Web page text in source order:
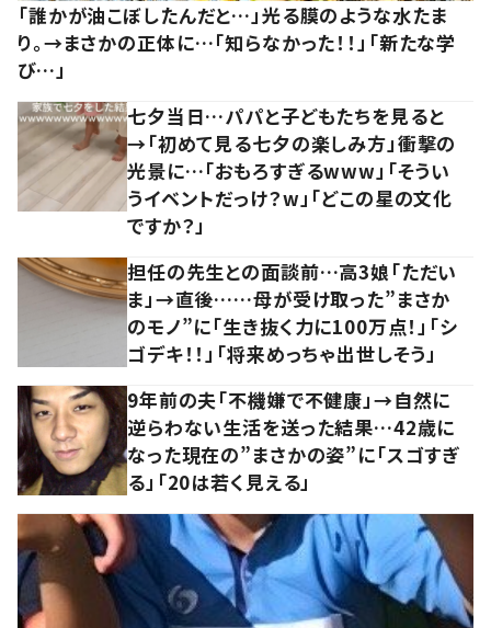
「誰かが油こぼしたんだと…」光る膜のような水たま
り。→まさかの正体に…「知らなかった！！」「新たな学
び…」
七夕当日…パパと子どもたちを見ると
→「初めて見る七夕の楽しみ方」衝撃の
光景に…「おもろすぎるwww」「そうい
うイベントだっけ？w」「どこの星の文化
ですか？」
担任の先生との面談前…高3娘「ただい
ま」→直後……母が受け取った”まさか
のモノ”に「生き抜く力に100万点！」「シ
ゴデキ！！」「将来めっちゃ出世しそう」
9年前の夫「不機嫌で不健康」→自然に
逆らわない生活を送った結果…42歳に
なった現在の”まさかの姿”に「スゴすぎ
る」「20は若く見える」